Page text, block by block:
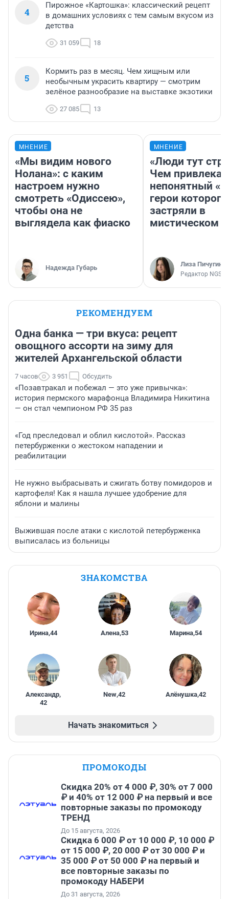
4
Пирожное «Картошка»: классический рецепт
в домашних условиях с тем самым вкусом из
детства
31 059 18
5
Кормить раз в месяц. Чем хищным или
необычным украсить квартиру — смотрим
зелёное разнообразие на выставке экзотики
27 085 13
МНЕНИЕ
«Мы видим нового
Нолана»: с каким
настроем нужно
смотреть «Одиссею»,
чтобы она не
выглядела как фиаско
Надежда Губарь
МНЕНИЕ
«Люди тут
Чем
непонятный
герои которого
застряли в
мистическом
Лиза Пичугина
Редактор
РЕКОМЕНДУЕМ
Одна банка — три вкуса: рецепт
овощного ассорти на зиму для
жителей Архангельской области
7 часов 3 951 Обсудить
«Позавтракал и побежал — это уже привычка»:
история пермского марафонца Владимира Никитина
— он стал чемпионом РФ 35 раз
«Год преследовал и облил кислотой». Рассказ
петербурженки о жестоком нападении и
реабилитации
Не нужно выбрасывать и сжигать ботву помидоров и
картофеля! Как я нашла лучшее удобрение для
яблони и малины
Выжившая после атаки с кислотой петербурженка
выписалась из больницы
ЗНАКОМСТВА
Ирина,44 Алена,53 Марина,54
Александр,
42
New,42 Алёнушка,42
Начать знакомиться
ПРОМОКОДЫ
Скидка 20% от 4 000 ₽, 30% от 7 000
₽ и 40% от 12 000 ₽ на первый и все
повторные заказы по промокоду
ТРЕНД
До 15 августа, 2026
Скидка 6 000 ₽ от 10 000 ₽, 10 000 ₽
от 15 000 ₽, 20 000 ₽ от 30 000 ₽ и
35 000 ₽ от 50 000 ₽ на первый и
все повторные заказы по
промокоду НАБЕРИ
До 31 августа, 2026